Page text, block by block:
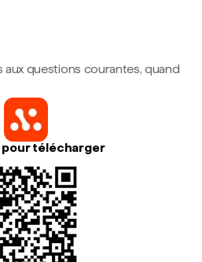
aux questions courantes, quand
pour télécharger